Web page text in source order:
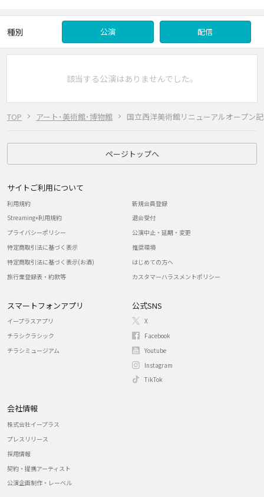
TOP アート･美術館･博物館 国立西洋美術館リニューアルオープン
種別 公演 配信
該当する公演はありませんでした。
ページトップへ
サイトご利用について
利用規約
Streaming+利用規約
プライバシーポリシー
特定商取引法に基づく表示
特定商取引法に基づく表示(お酒)
旅行業登録表・約款等
新規会員登録
退会受付
公演中止・延期・変更
推奨環境
はじめての方へ
カスタマーハラスメントポリシー
スマートフォンアプリ
イープラスアプリ
チラシクラシック
チラシミュージアム
公式SNS
X
Facebook
Youtube
Instagram
TikTok
会社情報
株式会社イープラス
プレスリリース
採用情報
契約・提携アーティスト
公演企画制作・レーベル